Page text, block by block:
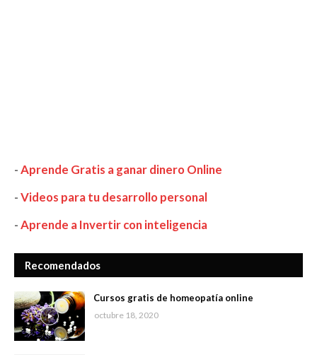
-Aprende Gratis a ganar dinero Online
-Videos para tu desarrollo personal
-Aprende a Invertir con inteligencia
Recomendados
Cursos gratis de homeopatía online
octubre 18, 2020